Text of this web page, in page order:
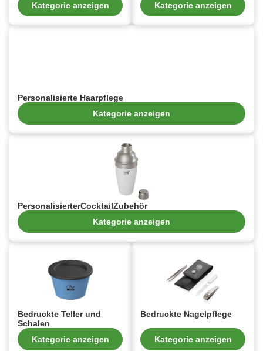
Kategorie anzeigen Kategorie anzeigen
Personalisierte Haarpflege
Kategorie anzeigen
PersonalisierterCocktailZubehör
Kategorie anzeigen
Bedruckte Teller und
Schalen
Kategorie anzeigen
Bedruckte Nagelpflege
Kategorie anzeigen